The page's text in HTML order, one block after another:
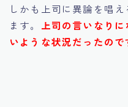
しかも上司に異論を唱
ます。 上司の言いなり
いような状況だったので